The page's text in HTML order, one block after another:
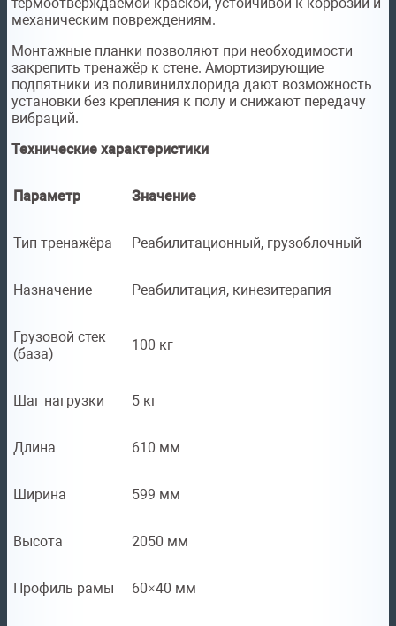
термоотверждаемой краской, устойчивой к коррозии и
механическим повреждениям.
Монтажные планки позволяют при необходимости
закрепить тренажёр к стене. Амортизирующие
подпятники из поливинилхлорида дают возможность
установки без крепления к полу и снижают передачу
вибраций.
Технические характеристики
Параметр Значение
Тип тренажёра Реабилитационный, грузоблочный
Назначение Реабилитация, кинезитерапия
Грузовой стек
(база)
100 кг
Шаг нагрузки 5 кг
Длина 610 мм
Ширина 599 мм
Высота 2050 мм
Профиль рамы 60×40 мм